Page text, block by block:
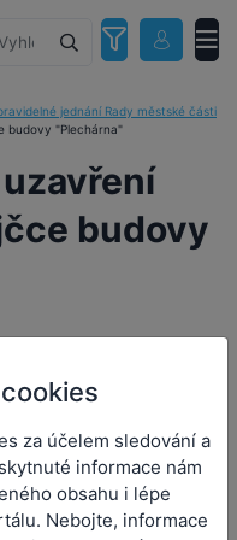
jednání Rady městské části
budovy "Plechárna"
budovy
budovy
za účelem sledování a
informace nám
obsahu i lépe
Nebojte, informace